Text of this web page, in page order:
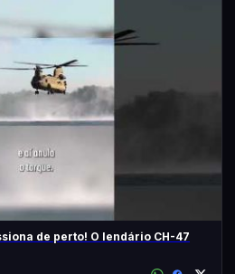
de perto! O lendário CH-47